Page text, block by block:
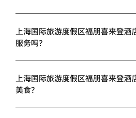
上海国际旅游度假区福朋喜来登酒
服务吗？
上海国际旅游度假区福朋喜来登酒
美食？